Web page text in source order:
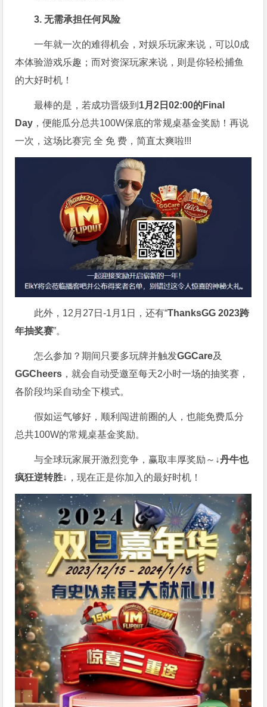
3. 无需承担任何风险
一年就一次的难得机会，对娱乐玩家来说，可以0成
本体验游戏乐趣；而对资深玩家来说，则是你轻松捕鱼
的大好时机！
最棒的是，若成功晋级到 1月2日02:00的Final
Day ，便能瓜分总共100W保底的常规桌基金奖励！再说
一次，这场比赛完 全 免 费，简直太爽啦!!!
此外，12月27日-1月1日，还有“ThanksGG 2023跨
年抽奖赛”。
怎么参加？期间只要多玩牌并触发GGCare及
GGCheers ，就会自动受邀至每天2小时一场的抽奖赛，
各阶段均采自动全下模式。
假如运气够好，顺利闯进前圈的人，也能免费瓜分
总共100W的常规桌基金奖励。
与全球玩家展开激烈竞争，赢取丰厚奖励～ ↓丹牛也
疯狂逆转胜↓ ，现在正是你加入的最好时机！